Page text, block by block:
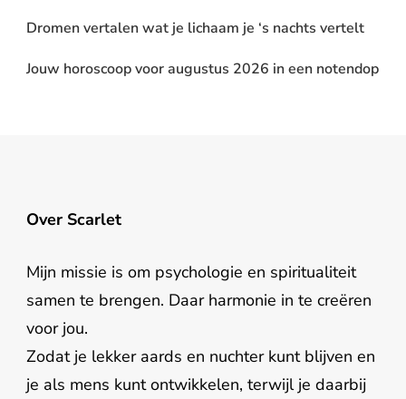
Dromen vertalen wat je lichaam je ‘s nachts vertelt
Jouw horoscoop voor augustus 2026 in een notendop
Over Scarlet
Mijn missie is om psychologie en spiritualiteit
samen te brengen. Daar harmonie in te creëren
voor jou.
Zodat je lekker aards en nuchter kunt blijven en
je als mens kunt ontwikkelen, terwijl je daarbij